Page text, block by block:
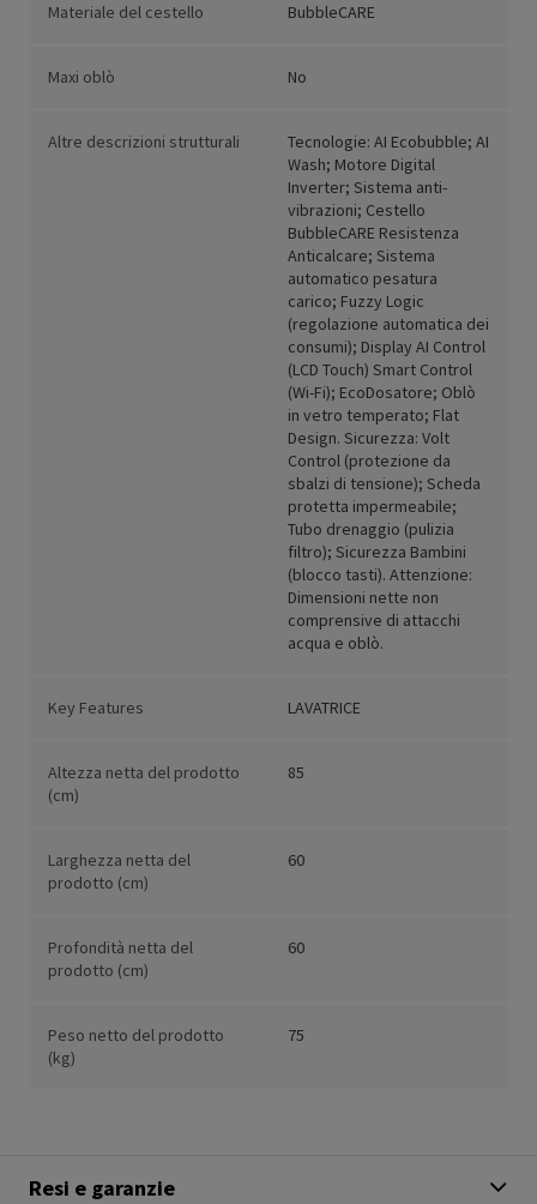
Materiale del cestello BubbleCARE
Maxi oblò No
Altre descrizioni strutturali
Tecnologie: AI Ecobubble; AI
Wash; Motore Digital
Inverter; Sistema anti-
vibrazioni; Cestello
BubbleCARE Resistenza
Anticalcare; Sistema
automatico pesatura
carico; Fuzzy Logic
(regolazione automatica dei
consumi); Display AI Control
(LCD Touch) Smart Control
(Wi-Fi); EcoDosatore; Oblò
in vetro temperato; Flat
Design. Sicurezza: Volt
Control (protezione da
sbalzi di tensione); Scheda
protetta impermeabile;
Tubo drenaggio (pulizia
filtro); Sicurezza Bambini
(blocco tasti). Attenzione:
Dimensioni nette non
comprensive di attacchi
acqua e oblò.
Key Features LAVATRICE
Altezza netta del prodotto
(cm)
85
Larghezza netta del
prodotto (cm)
60
Profondità netta del
prodotto (cm)
60
Peso netto del prodotto
(kg)
75
Resi e garanzie